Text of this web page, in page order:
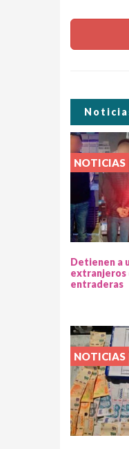
NOTICIAS
Detienen a
extranjeros
entraderas
NOTICIAS